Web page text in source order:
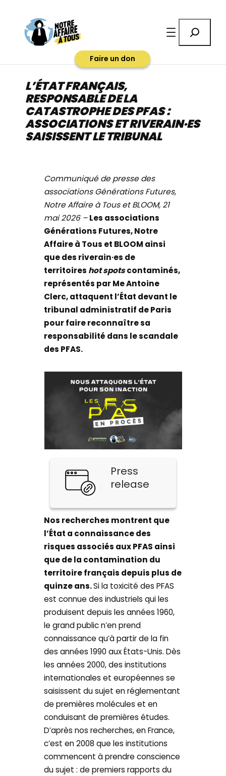
contenu
Faire un don
L’ÉTAT FRANÇAIS,
RESPONSABLE DE LA
CATASTROPHE DES PFAS :
ASSOCIATIONS ET RIVERAIN·ES
SAISISSENT LE TRIBUNAL
Communiqué de presse des
associations Générations Futures,
Notre Affaire à Tous et BLOOM, 21
mai 2026 –Les associations
Générations Futures, Notre
Affaire à Tous et BLOOM ainsi
que des riverain·es de
territoires hot spotscontaminés,
représentés par Me Antoine
Clerc, attaquent l’État devant le
tribunal administratif de Paris
pour faire reconnaître sa
responsabilité dans le scandale
des PFAS.
Press
release
Nos recherches montrent que
l’État a connaissance des
risques associés aux PFAS ainsi
que de la contamination du
territoire français depuis plus de
quinze ans.Si la toxicité des PFAS
est connue des industriels qui les
produisent depuis les années 1960,
le grand public n’en prend
connaissance qu’à partir de la fin
des années 1990 aux États-Unis. Dès
les années 2000, des institutions
internationales et européennes se
saisissent du sujet en réglementant
de premières molécules et en
conduisant de premières études.
D’après nos recherches, en France,
c’est en 2008 que les institutions
commencent à prendre conscience
du sujet : de premiers rapports du